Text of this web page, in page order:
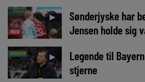
MEDIE
►
Sønderjyske har
Jensen holde sig
NYHEDER ►
Legende til
stjerne